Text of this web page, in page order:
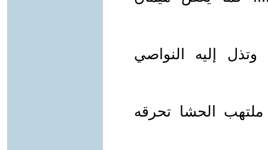
إليه النواصي
الحشا تحرقه